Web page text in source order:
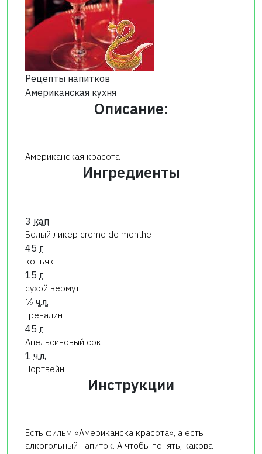
Рецепты напитков
Американская кухня
Описание:
Американская красота
Ингредиенты
3 кап
Белый ликер creme de menthe
45 г
коньяк
15 г
сухой вермут
1⁄2 ч.л.
Гренадин
45 г
Апельсиновый сок
1 ч.л.
Портвейн
Инструкции
Есть фильм «Американска красота», а есть
алкогольный напиток. А чтобы понять, какова